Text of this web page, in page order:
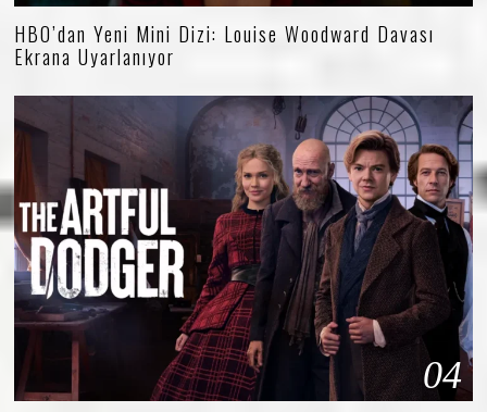
HBO’dan Yeni Mini Dizi: Louise Woodward Davası
Ekrana Uyarlanıyor
04